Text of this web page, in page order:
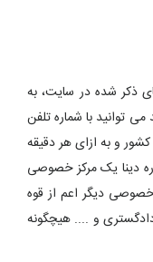
ذکر شده در سایت، به
توانید با شماره تلفن
کشور و به ازای هر دقیقه
دینا یک مرکز خصوصی
دیگر اعم از قوه
دادگستری و .... هیچگونه